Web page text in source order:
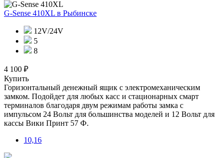
G-Sense 410XL в Рыбинске
12V/24V
5
8
4 100 ₽
Купить
Горизонтальный денежный ящик с электромеханическим
замком. Подойдет для любых касс и стационарных смарт
терминалов благодаря двум режимам работы замка с
импульсом 24 Вольт для большинства моделей и 12 Вольт для
кассы Вики Принт 57 Ф.
10,16